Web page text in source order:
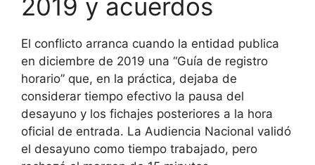
2019 y acuerdos
El conflicto arranca cuando la entidad publica
en diciembre de 2019 una “Guía de registro
horario” que, en la práctica, dejaba de
considerar tiempo efectivo la pausa del
desayuno y los fichajes posteriores a la hora
oficial de entrada. La Audiencia Nacional validó
el desayuno como tiempo trabajado, pero